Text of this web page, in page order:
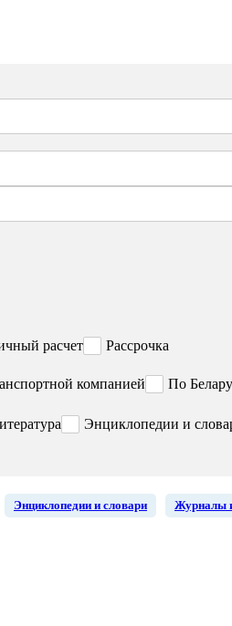
расчет
Рассрочка
компанией По
Энциклопедии и
Энциклопедии и словари Журналы